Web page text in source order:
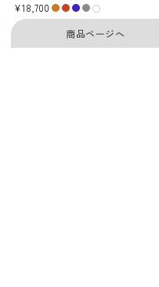
¥18,700
商品ページへ